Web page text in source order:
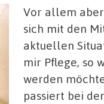
Vor allem
sich mit den
aktuellen
mir Pflege, so
werden
passiert bei